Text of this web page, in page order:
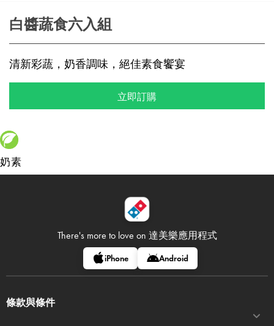
白醬蔬食六入組
清新彩蔬，奶香調味，絕佳素食饗宴
立即訂購
奶素
There's more to love on 達美樂應用程式
iPhone Android
條款與條件